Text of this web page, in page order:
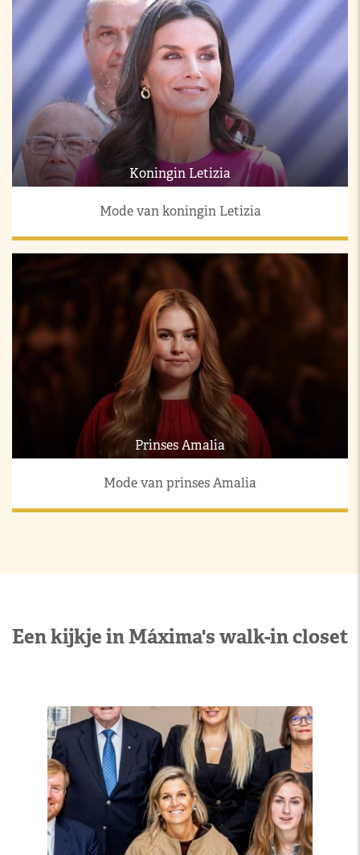
Koningin Letizia
Mode van koningin Letizia
Prinses Amalia
Mode van prinses Amalia
Een kijkje in Máxima's walk-in closet